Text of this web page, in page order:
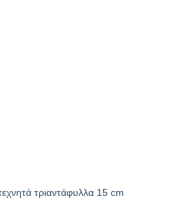
τριαντάφυλλα 15 cm